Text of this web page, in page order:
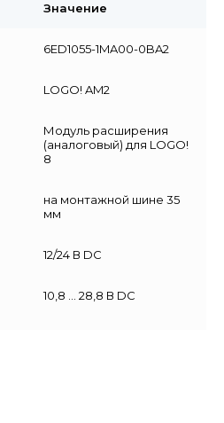
Значение
6ED1055-1MA00-0BA2
LOGO! AM2
Модуль расширения
(аналоговый) для LOGO!
8
на монтажной шине 35
мм
12/24 В DC
10,8 … 28,8 В DC